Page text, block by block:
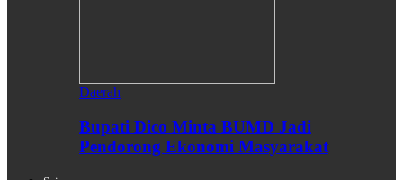
Daerah
Bupati Dico Minta BUMD Jadi
Pendorong Ekonomi Masyarakat